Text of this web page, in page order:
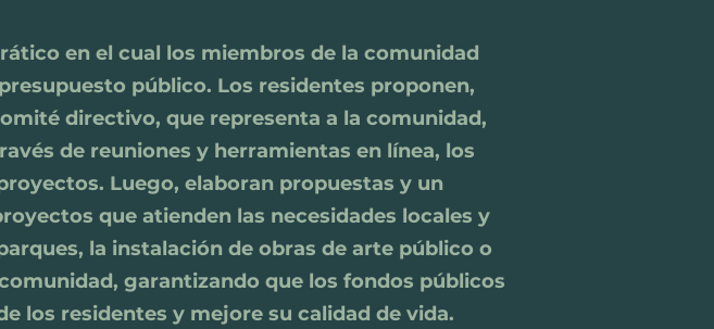
en el cual los miembros de la comunidad
público. Los residentes proponen,
directivo, que representa a la comunidad,
de reuniones y herramientas en línea, los
Luego, elaboran propuestas y un
que atienden las necesidades locales y
la instalación de obras de arte público o
garantizando que los fondos públicos
los residentes y mejore su calidad de vida.